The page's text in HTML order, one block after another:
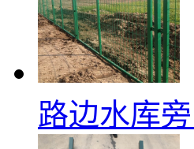
路边水库